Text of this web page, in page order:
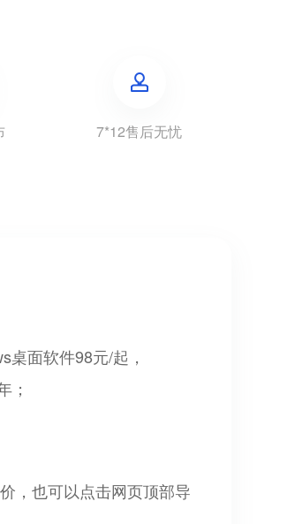
7*12售后无忧
面软件98元/起，
；
，也可以点击网页顶部导